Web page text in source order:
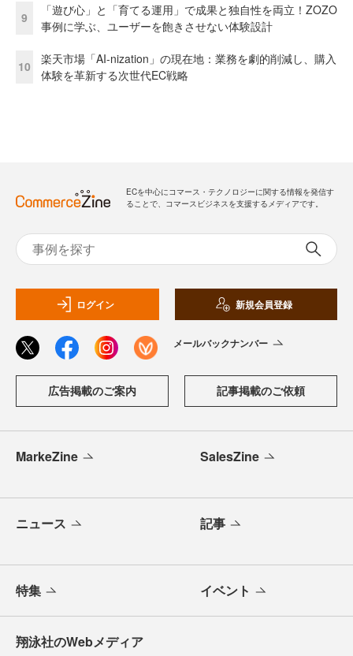
9
「遊び心」と「育てる運用」で成果と独自性を両立！ZOZO
事例に学ぶ、ユーザーを飽きさせない体験設計
10
楽天市場「AI-nization」の現在地：業務を劇的削減し、購入
体験を革新する次世代EC戦略
ECを中心にコマース・テクノロジーに関する情報を発信す
ることで、コマースビジネスを支援するメディアです。
ログイン 新規会員登録
メールバックナンバー
広告掲載のご案内 記事掲載のご依頼
MarkeZine SalesZine
ニュース 記事
特集 イベント
翔泳社のWebメディア